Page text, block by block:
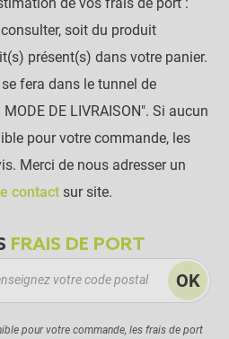
de vos frais de port :
soit du produit
présent(s) dans votre panier.
fera dans le tunnel de
DE LIVRAISON". Si aucun
pour votre commande, les
Merci de nous adresser un
contact sur site.
FRAIS DE PORT
OK
pour votre commande, les frais de port